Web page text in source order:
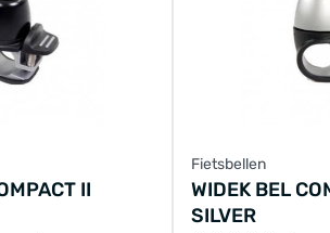
II
Fietsbellen
WIDEK BEL
SILVER